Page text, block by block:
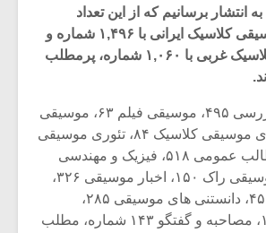
انتشار برسانیم که از این تعداد
نوشته، شاخه موسیقی کلاسیک ایرانی با ۱,۴۹۶ شماره و
شاخه موسیقی کلاسیک غربی با ۱,۰۶۰ شماره، پرمطلب
در شاخه، نقد و بررسی ۴۹۵، موسیقی فیلم ۶۳، موسیقی
معاصر ۲۸۲، تئوری موسیقی کلاسیک ۸۴، تئوری موسیقی
جز و بلوز ۷۷، مطالب عمومی ۵۱۸، فیزیک و مهندسی
موسیقی ۱۱۷، موسیقی راک ۱۵۰، اخبار موسیقی ۳۲۶،
ساز و نوازندگی ۴۵۱، دانستنی های موسیقی ۲۸۵،
موسیقی ملل ۱۱۵، مصاحبه و گفتگو ۱۴۳ شماره، مطلب